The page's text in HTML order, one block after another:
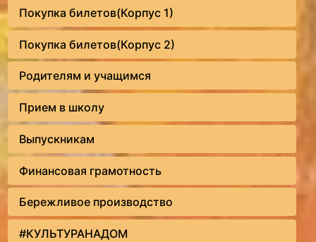
Покупка билетов(Корпус 1)
Покупка билетов(Корпус 2)
Родителям и учащимся
Прием в школу
Выпускникам
Финансовая грамотность
Бережливое производство
#КУЛЬТУРАНАДОМ